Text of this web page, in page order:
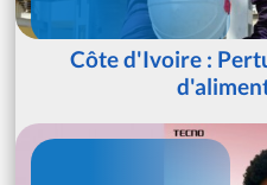
Côte d'Ivoire :